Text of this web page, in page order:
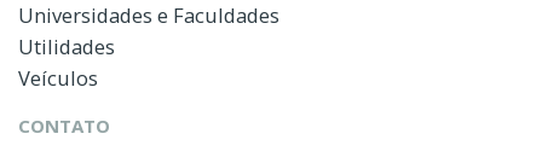
Universidades e Faculdades
Utilidades
Veículos
CONTATO